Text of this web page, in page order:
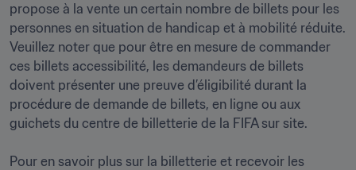
propose à la vente un certain nombre de billets pour les
personnes en situation de handicap et à mobilité réduite.
Veuillez noter que pour être en mesure de commander
ces billets accessibilité, les demandeurs de billets
doivent présenter une preuve d’éligibilité durant la
procédure de demande de billets, en ligne ou aux
guichets du centre de billetterie de la FIFA sur site.
Pour en savoir plus sur la billetterie et recevoir les